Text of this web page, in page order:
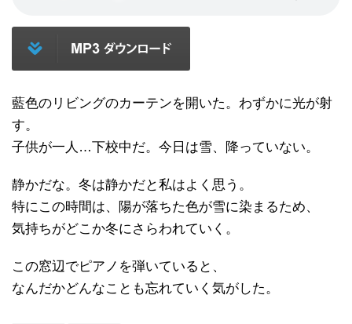
藍色のリビングのカーテンを開いた。わずかに光が射
す。
子供が一人…下校中だ。今日は雪、降っていない。
静かだな。冬は静かだと私はよく思う。
特にこの時間は、陽が落ちた色が雪に染まるため、
気持ちがどこか冬にさらわれていく。
この窓辺でピアノを弾いていると、
なんだかどんなことも忘れていく気がした。